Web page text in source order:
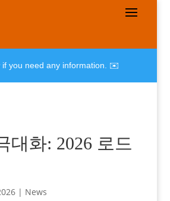
if you need any information. ✉️
대화: 2026 로드
| News